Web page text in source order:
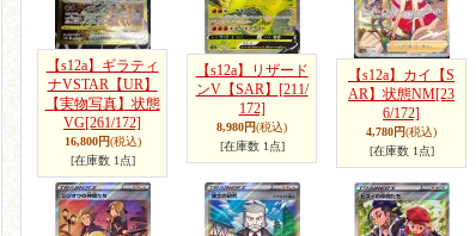
【s12a】ギラティ
ナVSTAR【UR】
【実物写真】状態
VG[261/172]
16,800円(税込)
[在庫数 1点]
【s12a】リザード
ンV【SAR】
[211/
172]
8,980円(税込)
[在庫数 1点]
【s12a】カイ【S
AR】状態NM[23
6/172]
4,780円(税込)
[在庫数 1点]